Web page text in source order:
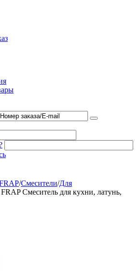
/Смесители/Для
Смеситель для кухни, латунь,